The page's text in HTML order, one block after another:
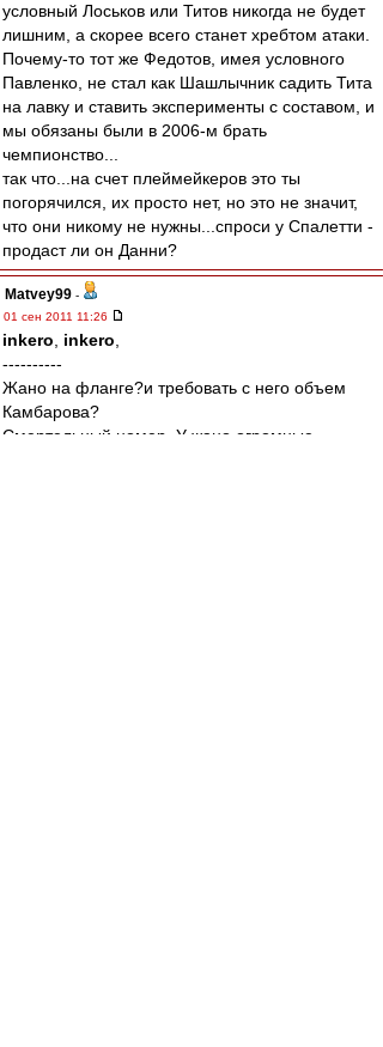
условный Лоськов или Титов никогда не будет
лишним, а скорее всего станет хребтом атаки.
Почему-то тот же Федотов, имея условного
Павленко, не стал как Шашлычник садить Тита
на лавку и ставить эксперименты с составом, и
мы обязаны были в 2006-м брать
чемпионство...
так что...на счет плеймейкеров это ты
погорячился, их просто нет, но это не значит,
что они никому не нужны...спроси у Спалетти -
продаст ли он Данни?
Matvey99 -
01 сен 2011 11:26
inkero inkero
----------
Жано на фланге?и требовать с него объем
Камбарова?
Смертельный номер. У жано огромные